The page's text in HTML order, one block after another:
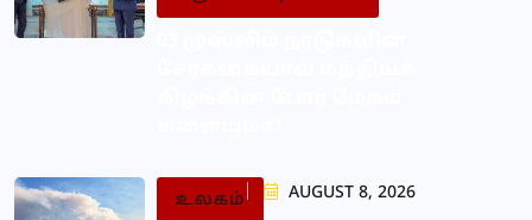
உலகம் AUGUST 8, 2026